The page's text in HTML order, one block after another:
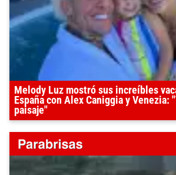
Melody Luz mostró sus increíbles
España con Alex Caniggia y Venezia:
paisaje"